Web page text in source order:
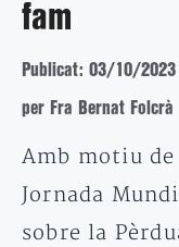
fam
Publicat: 03/10/2023
per Fra Bernat Folcrà
Amb motiu
Jornada
sobre la